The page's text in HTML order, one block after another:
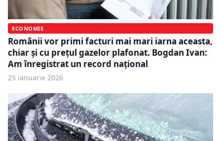
ECONOMIE
Românii vor primi facturi mai mari iarna aceasta,
chiar și cu prețul gazelor plafonat. Bogdan Ivan:
Am înregistrat un record național
25 ianuarie 2026